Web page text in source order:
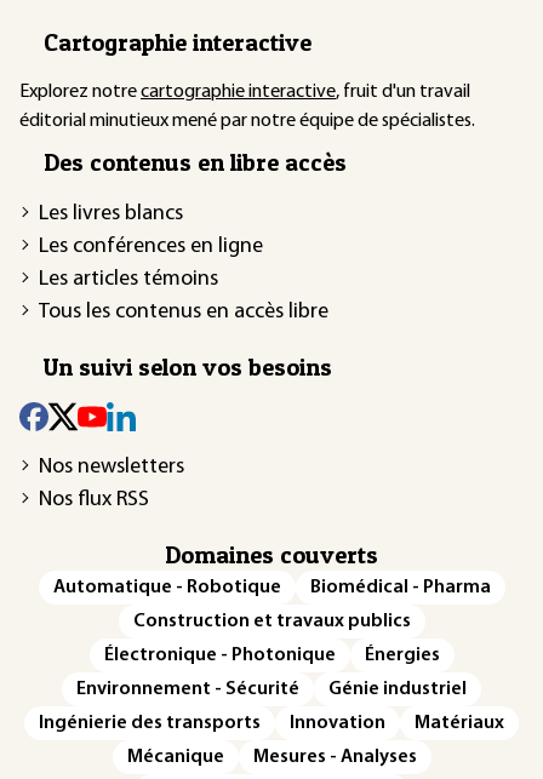
Cartographie interactive
Explorez notrecartographie interactive, fruit d'un travail
éditorial minutieux mené par notre équipe de spécialistes.
Des contenus en libre accès
Les livres blancs
Les conférences en ligne
Les articles témoins
Tous les contenus en accès libre
Un suivi selon vos besoins
Nos newsletters
Nos flux RSS
Domaines couverts
Automatique - Robotique
Biomédical - Pharma
Construction et travaux publics
Électronique - Photonique
Énergies
Environnement - Sécurité
Génie industriel
Ingénierie des transports
Innovation
Matériaux
Mécanique
Mesures - Analyses